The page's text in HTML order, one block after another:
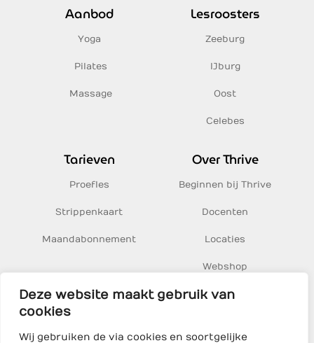
Deze website maakt gebruik van
cookies
Wij gebruiken de via cookies en soortgelijke
Aanbod
Yoga
Pilates
Massage
Lesroosters
Zeeburg
IJburg
Oost
Celebes
Tarieven
Proefles
Strippenkaart
Maandabonnement
Over Thrive
Beginnen bij Thrive
Docenten
Locaties
Webshop
Inspiratie